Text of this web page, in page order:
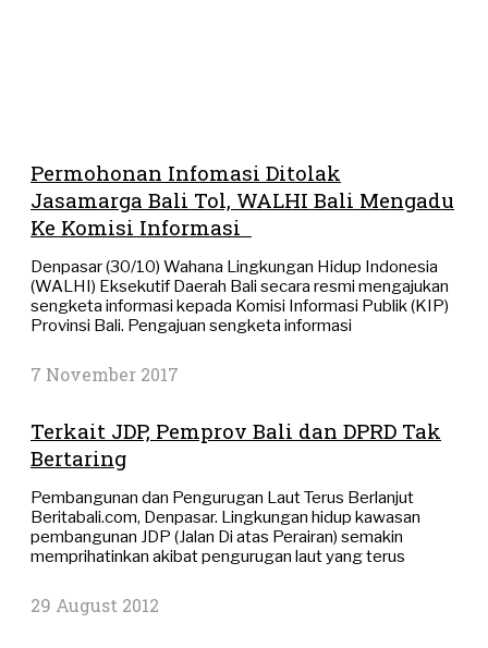
Permohonan Infomasi Ditolak
Jasamarga Bali Tol, WALHI Bali Mengadu
Ke Komisi Informasi
Denpasar (30/10) Wahana Lingkungan Hidup Indonesia
(WALHI) Eksekutif Daerah Bali secara resmi mengajukan
sengketa informasi kepada Komisi Informasi Publik (KIP)
Provinsi Bali. Pengajuan sengketa informasi
7 November 2017
Terkait JDP, Pemprov Bali dan DPRD Tak
Bertaring
Pembangunan dan Pengurugan Laut Terus Berlanjut
Beritabali.com, Denpasar. Lingkungan hidup kawasan
pembangunan JDP (Jalan Di atas Perairan) semakin
memprihatinkan akibat pengurugan laut yang terus
29 August 2012